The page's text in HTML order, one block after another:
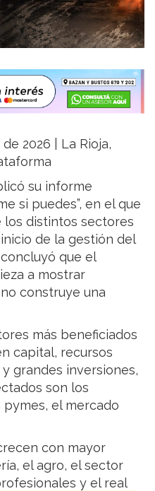
2026 | La Rioja,
su informe
si puedes”, en el que
los distintos sectores
de la gestión del
que el
a mostrar
construye una
más beneficiados
capital, recursos
grandes inversiones,
son los
el mercado
con mayor
el agro, el sector
y el real